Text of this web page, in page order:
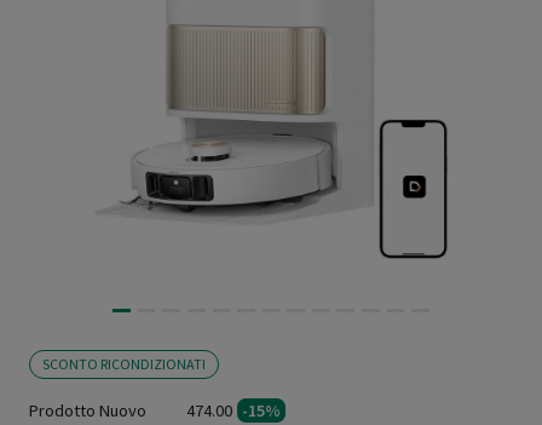
SCONTO RICONDIZIONATI
Prodotto Nuovo 474.00 -15%